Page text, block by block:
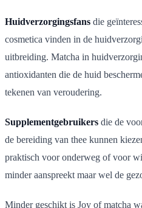
Huidverzorgingsfans die
cosmetica vinden in de
uitbreiding. Matcha in
antioxidanten die de huid
tekenen van veroudering.
Supplementgebruikers die de
de bereiding van thee kunnen
praktisch voor onderweg of voor
minder aanspreekt maar wel de
Minder geschikt is Joy of matcha